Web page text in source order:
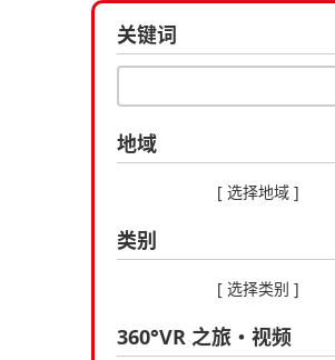
关键词
地域
[ 选择地域 ]
类别
[ 选择类别 ]
360°VR 之旅・视频